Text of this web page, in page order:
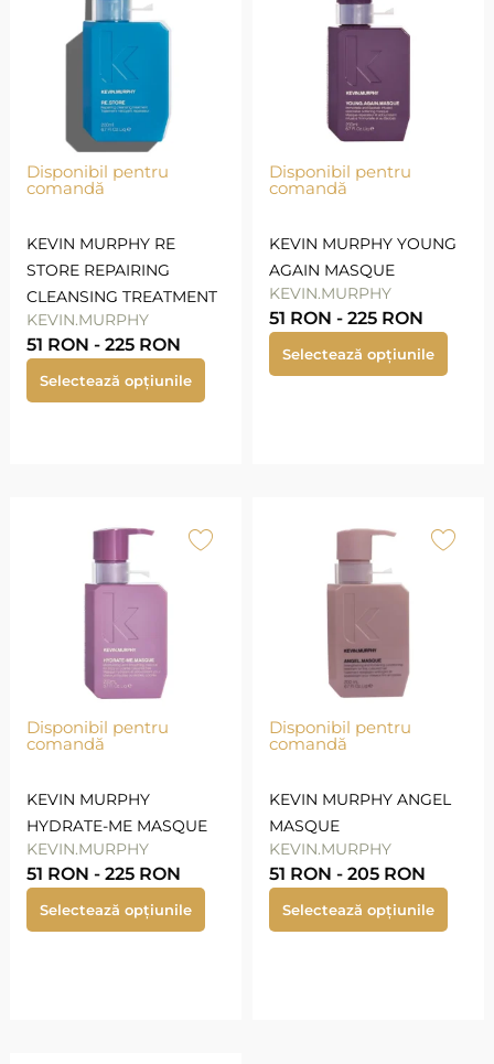
Disponibil pentru
comandă
KEVIN MURPHY RE
STORE REPAIRING
CLEANSING TREATMENT
KEVIN.MURPHY
51 RON - 225 RON
Selectează opțiunile
Disponibil pentru
comandă
KEVIN MURPHY YOUNG
AGAIN MASQUE
KEVIN.MURPHY
51 RON - 225 RON
Selectează opțiunile
Disponibil pentru
comandă
KEVIN MURPHY
HYDRATE-ME MASQUE
KEVIN.MURPHY
51 RON - 225 RON
Selectează opțiunile
Disponibil pentru
comandă
KEVIN MURPHY ANGEL
MASQUE
KEVIN.MURPHY
51 RON - 205 RON
Selectează opțiunile